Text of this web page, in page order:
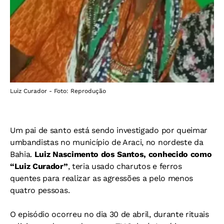
Luiz Curador - Foto: Reprodução
Um pai de santo está sendo investigado por queimar
umbandistas no município de Araci, no nordeste da
Bahia. Luiz Nascimento dos Santos, conhecido como
“Luiz Curador”, teria usado charutos e ferros
quentes para realizar as agressões a pelo menos
quatro pessoas.
O episódio ocorreu no dia 30 de abril, durante rituais